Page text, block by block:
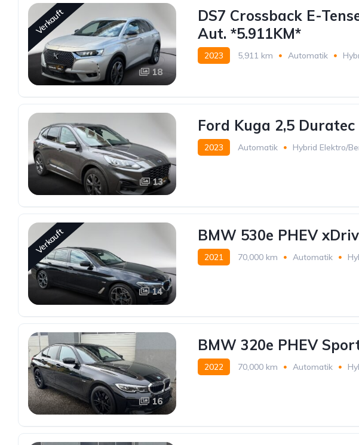
Verkauft
18
DS7 Crossback E-
Aut. *5.911KM*
2023 5,911 km Automatik
13
Ford Kuga 2,5
2023 Automatik Hybrid Elektro/
Verkauft
14
BMW 530e PHEV
2021 70,000 km Automatik
16
BMW 320e PHEV
2022 70,000 km Automatik